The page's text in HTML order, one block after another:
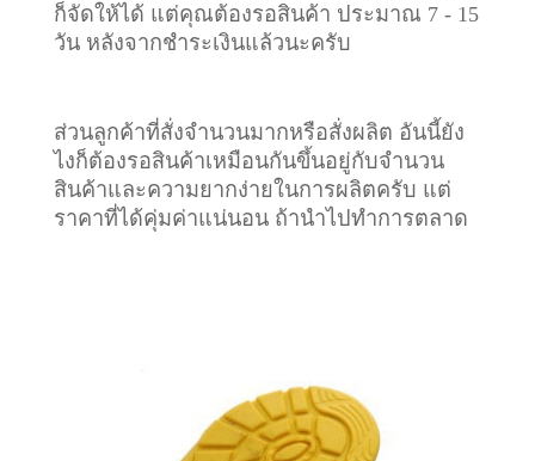
ก็จัดให้ได้ แต่คุณต้องรอสินค้า ประมาณ 7 - 15
วัน หลังจากชำระเงินแล้วนะครับ
ส่วนลูกค้าที่สั่งจำนวนมากหรือสั่งผลิต อันนี้ยัง
ไงก็ต้องรอสินค้าเหมือนกันขึ้นอยู่กับจำนวน
สินค้าและความยากง่ายในการผลิตครับ แต่
ราคาที่ได้คุ่มค่าแน่นอน ถ้านำไปทำการตลาด